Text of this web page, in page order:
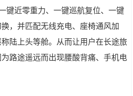
键近零重力、一键巡航复位、一键
，并匹配无线充电、座椅通风加
陆上头等舱。从而让用户在长途旅
路途遥远而出现腰酸背痛、手机电